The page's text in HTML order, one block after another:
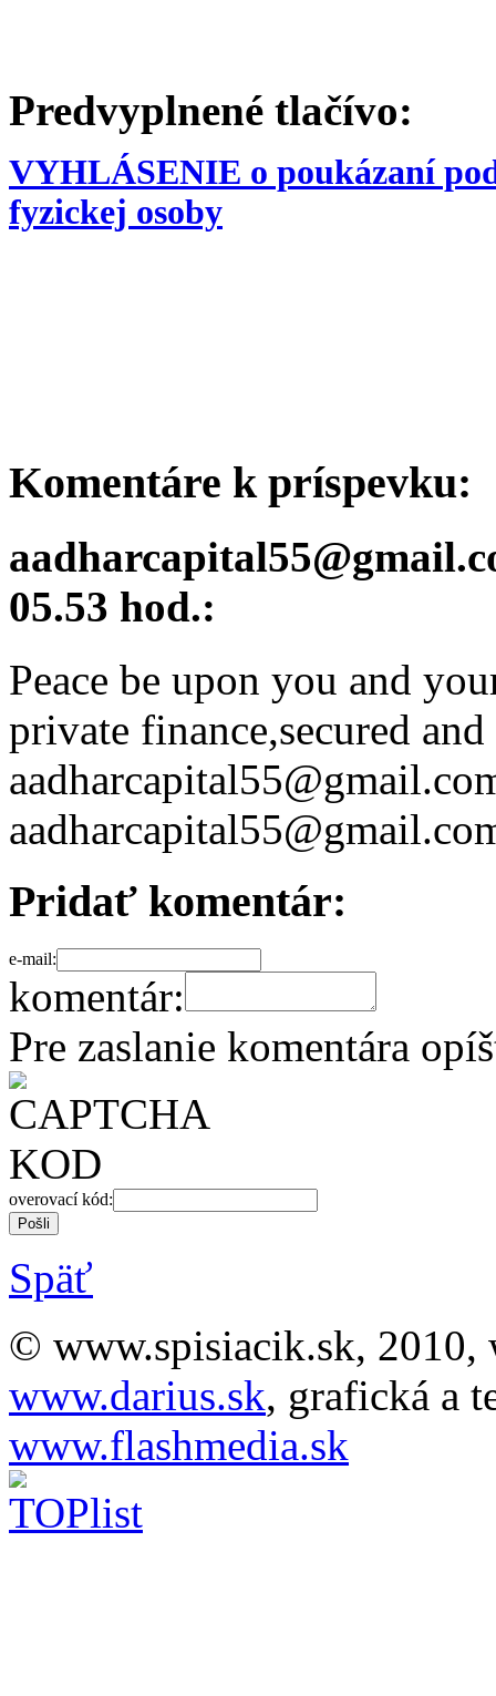
Predvyplnené tlačívo:
VYHLÁSENIE o poukázaní
fyzickej osoby
Komentáre k príspevku:
05.53 hod.:
Peace be upon you and
private finance,secured
Pridať komentár:
e-mail:
komentár:
Pre zaslanie komentára
overovací kód:
Späť
© www.spisiacik.sk, 2010,
www.darius.sk, grafická a
www.flashmedia.sk